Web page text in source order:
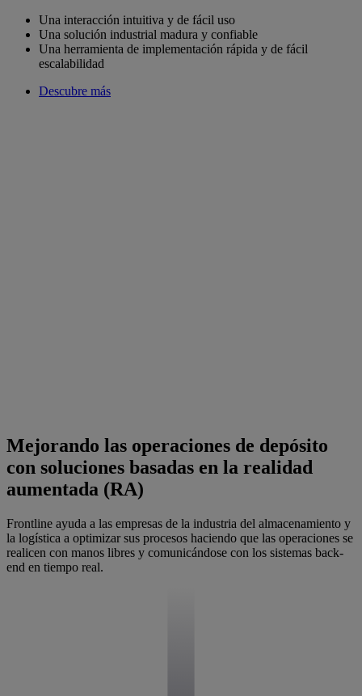
Una interacción intuitiva y de fácil uso
Una solución industrial madura y confiable
Una herramienta de implementación rápida y de fácil
escalabilidad
Descubre más
Mejorando las operaciones de depósito
con soluciones basadas en la realidad
aumentada (RA)
Frontline ayuda a las empresas de la industria del almacenamiento y
la logística a optimizar sus procesos haciendo que las operaciones se
realicen con manos libres y comunicándose con los sistemas back-
end en tiempo real.